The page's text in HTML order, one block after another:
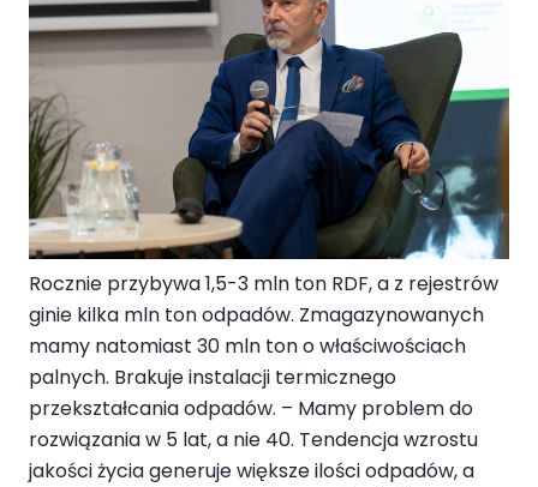
Rocznie przybywa 1,5-3 mln ton RDF, a z rejestrów
ginie kilka mln ton odpadów. Zmagazynowanych
mamy natomiast 30 mln ton o właściwościach
palnych. Brakuje instalacji termicznego
przekształcania odpadów. – Mamy problem do
rozwiązania w 5 lat, a nie 40. Tendencja wzrostu
jakości życia generuje większe ilości odpadów, a